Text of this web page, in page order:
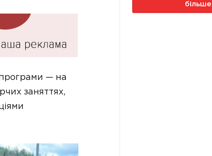
— на
заняттях,